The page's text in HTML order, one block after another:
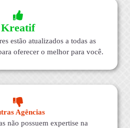
Kreatif
estão atualizados a todas as
oferecer o melhor para você.
Agências
não possuem expertise na